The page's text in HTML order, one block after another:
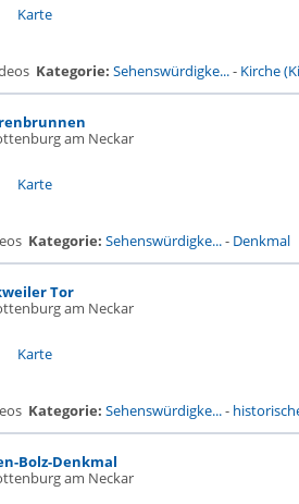
Karte
Kategorie: Sehenswürdigke...- Kirche
am Neckar
Karte
Kategorie: Sehenswürdigke...- Denkmal
Tor
am Neckar
Karte
Kategorie: Sehenswürdigke...-
Bolz-Denkmal
am Neckar